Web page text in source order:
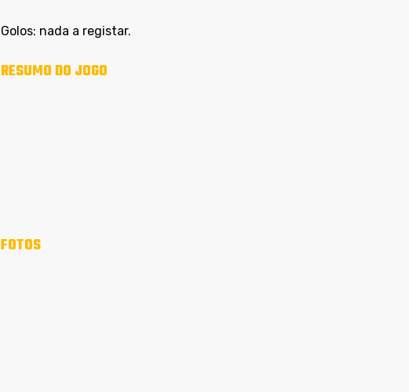
Golos: nada a registar.
RESUMO DO JOGO
FOTOS